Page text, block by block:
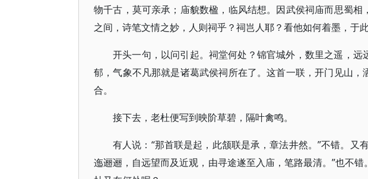
物千古，莫可亲承；庙貌数楹，临风结想。因武侯祠庙而思蜀
之间，诗笔文情之妙，人则祠乎？祠岂人耶？看他如何着墨，于
开头一句，以问引起。祠堂何处？锦官城外，数里之遥，
郁，气象不凡那就是诸葛武侯祠所在了。这首一联，开门见山，
合。
接下去，老杜便写到映阶草碧，隔叶禽鸣。
有人说：“那首联是起，此颔联是承，章法井然。”不错。又
迤逦逦，自远望而及近观，由寻途遂至入庙，笔路最清。”也不